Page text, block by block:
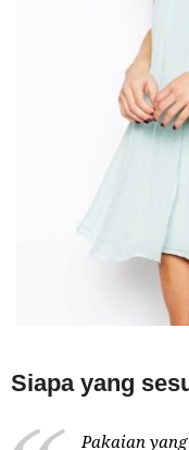
Siapa yang
Pakaian